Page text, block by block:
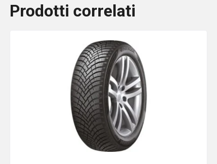
Prodotti correlati